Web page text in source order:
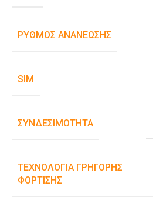
ΡΥΘΜΌΣ ΑΝΑΝΈΩΣΗΣ
SIM
ΣΥΝΔΕΣΙΜΌΤΗΤΑ
ΤΕΧΝΟΛΟΓΊΑ ΓΡΉΓΟΡΗΣ
ΦΌΡΤΙΣΗΣ